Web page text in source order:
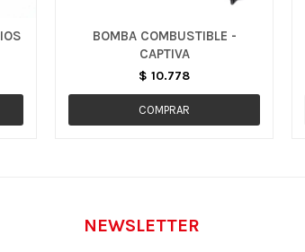
BOMBA COMBUSTIBLE -
CAPTIVA
$ 10.778
NEWSLETTER